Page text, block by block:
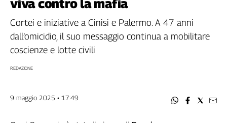
Filcams
Filctem
Fillea
Fisac
Flc
viva contro la mafia
Cortei e iniziative a Cinisi e Palermo. A 47 anni
dall’omicidio, il suo messaggio continua a mobilitare
coscienze e lotte civili
REDAZIONE
9 maggio 2025 • 17:49